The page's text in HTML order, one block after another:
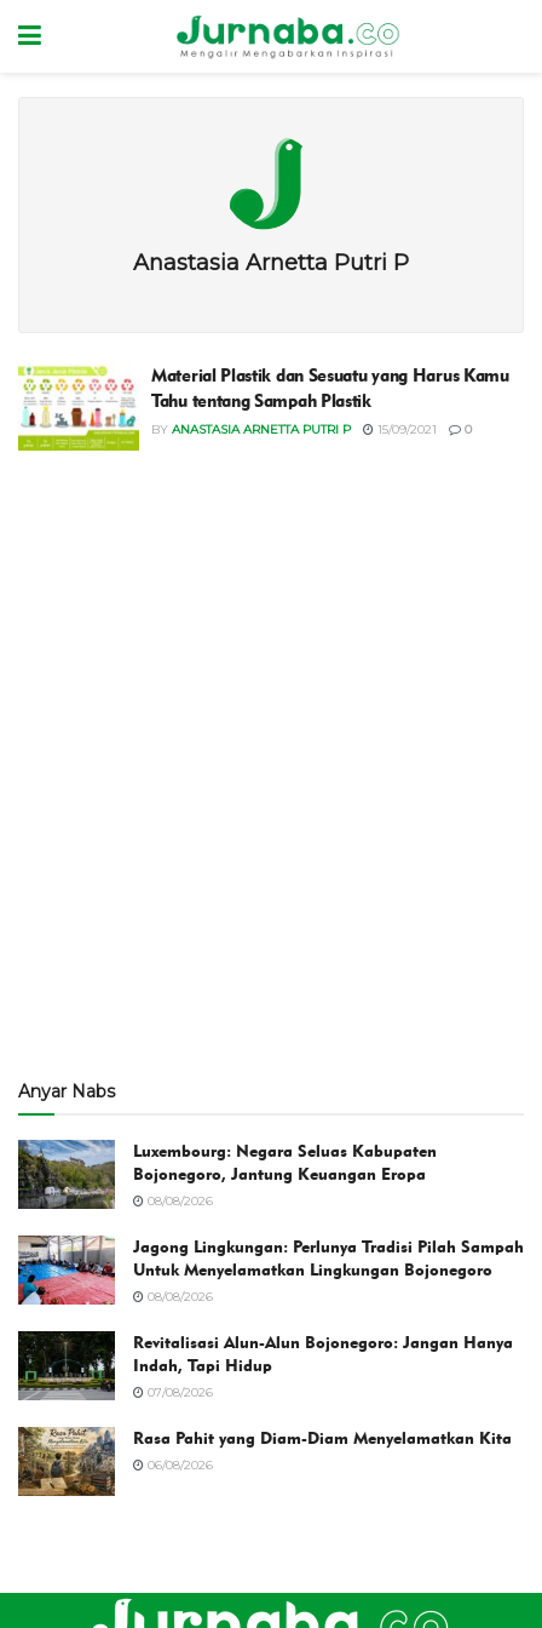
Anastasia Arnetta Putri P
Material Plastik dan Sesuatu yang Harus Kamu
Tahu tentang Sampah Plastik
BY ANASTASIA ARNETTA PUTRI P 15/09/2021 0
Anyar Nabs
Luxembourg: Negara Seluas Kabupaten
Bojonegoro, Jantung Keuangan Eropa
08/08/2026
Jagong Lingkungan: Perlunya Tradisi Pilah Sampah
Untuk Menyelamatkan Lingkungan Bojonegoro
08/08/2026
Revitalisasi Alun-Alun Bojonegoro: Jangan Hanya
Indah, Tapi Hidup
07/08/2026
Rasa Pahit yang Diam-Diam Menyelamatkan Kita
06/08/2026